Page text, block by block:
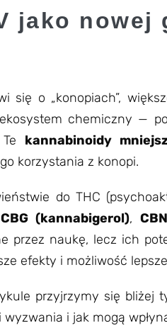
jako
się o „konopiach”,
chemiczny —
kannabinoidy
korzystania z konopi.
do THC
CBG (kannabigerol),
przez naukę, lecz ich
efekty i możliwość
przyjrzymy się bliżej
wyzwania i jak mogą